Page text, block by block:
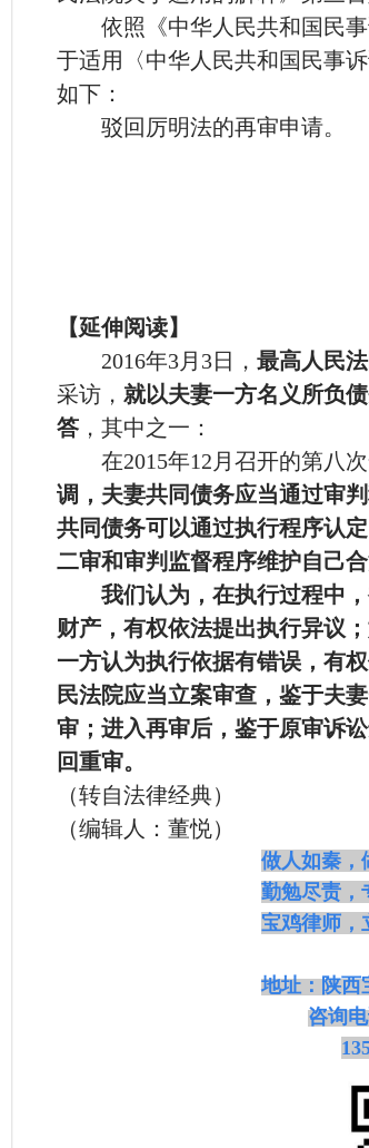
依照《中华人民共和国民
于适用〈中华人民共和国民事
如下：
驳回厉明法的再审申请。
【延伸阅读】
2016年3月3日， 最高人民
采访， 就以夫妻一方名义所负
答，其中之一：
在2015年12月召开的第八
调，夫妻共同债务应当通过审
共同债务可以通过执行程序认
二审和审判监督程序维护自己
我们认为，在执行过程中
财产，有权依法提出执行异议
一方认为执行依据有错误，有
民法院应当立案审查，鉴于夫
审；进入再审后，鉴于原审诉
回重审。
（转自法律经典）
（编辑人：董悦）
做人如秦，
勤勉尽责，
宝鸡律师，
地址：陕西
咨询